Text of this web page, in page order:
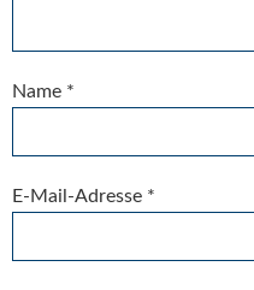
Name *
E-Mail-Adresse *